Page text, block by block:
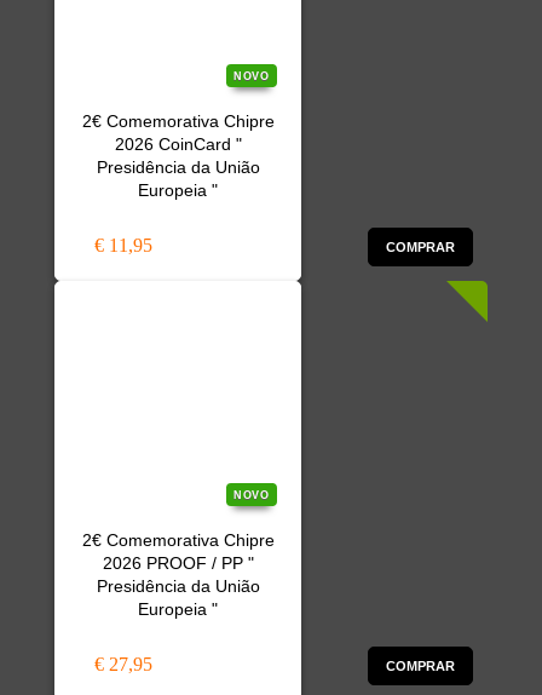
NOVO
2€ Comemorativa Chipre
2026 CoinCard "
Presidência da União
Europeia "
€ 11,95 COMPRAR
NOVO
2€ Comemorativa Chipre
2026 PROOF / PP "
Presidência da União
Europeia "
€ 27,95 COMPRAR